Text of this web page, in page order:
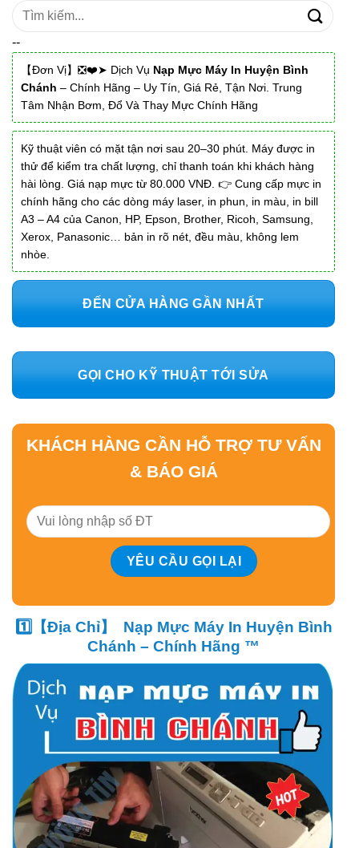
Tìm
--
【Đơn Vị】❎❤️➤ Dịch Vụ Nạp Mực Máy In Huyện Bình
Chánh – Chính Hãng – Uy Tín, Giá Rẻ, Tận Nơi. Trung
Tâm Nhận Bơm, Đổ Và Thay Mực Chính Hãng
Kỹ thuật viên có mặt tận nơi sau 20–30 phút. Máy được in
thử để kiểm tra chất lượng, chỉ thanh toán khi khách hàng
hài lòng. Giá nạp mực từ 80.000 VNĐ. 👉 Cung cấp mực in
chính hãng cho các dòng máy laser, in phun, in màu, in bill
A3 – A4 của Canon, HP, Epson, Brother, Ricoh, Samsung,
Xerox, Panasonic… bản in rõ nét, đều màu, không lem
nhòe.
ĐẾN CỬA HÀNG GẦN NHẤT
GỌI CHO KỸ THUẬT TỚI SỬA
KHÁCH HÀNG CẦN HỖ TRỢ TƯ VẤN
& BÁO GIÁ
1️⃣【Địa Chỉ】 Nạp Mực Máy In Huyện Bình
Chánh – Chính Hãng ™